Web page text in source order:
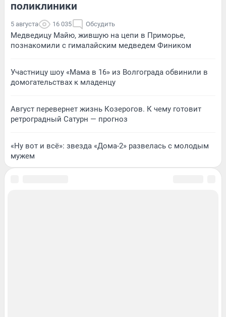
поликлиники
5 августа 16 035 Обсудить
Медведицу Майю, жившую на цепи в Приморье,
познакомили с гималайским медведем Фиником
Участницу шоу «Мама в 16» из Волгограда обвинили в
домогательствах к младенцу
Август перевернет жизнь Козерогов. К чему готовит
ретроградный Сатурн — прогноз
«Ну вот и всё»: звезда «Дома-2» развелась с молодым
мужем